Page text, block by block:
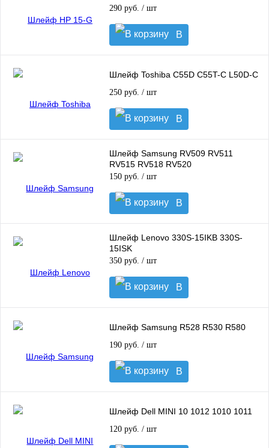
290 руб. / шт
В
корзину
Шлейф Toshiba C55D C55T-C L50D-C
250 руб. / шт
В
корзину
Шлейф Samsung RV509 RV511
RV515 RV518 RV520
150 руб. / шт
В
корзину
Шлейф Lenovo 330S-15IKB 330S-
15ISK
350 руб. / шт
В
корзину
Шлейф Samsung R528 R530 R580
190 руб. / шт
В
корзину
Шлейф Dell MINI 10 1012 1010 1011
120 руб. / шт